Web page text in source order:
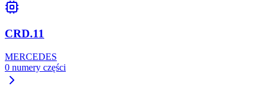
CRD.11
MERCEDES
0 numery części